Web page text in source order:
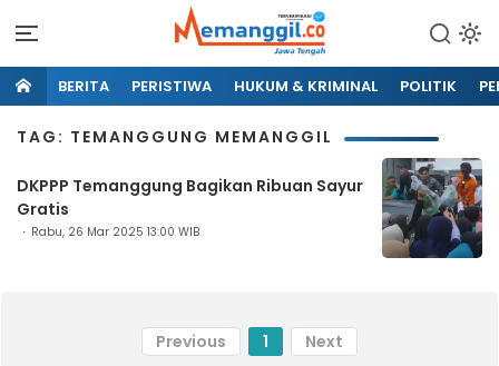
BERITA PERISTIWA HUKUM & KRIMINAL POLITIK
TAG: TEMANGGUNG MEMANGGIL
DKPPP Temanggung Bagikan Ribuan Sayur
Gratis
Rabu, 26 Mar 2025 13:00 WIB
Previous 1 Next